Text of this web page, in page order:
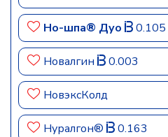
Но-шпа® Дуо 0.105
Новалгин 0.003
НовэксКолд
Нуралгон® 0.163